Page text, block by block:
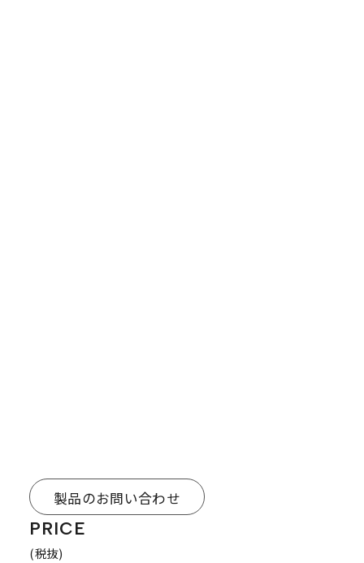
製品のお問い合わせ
PRICE
(税抜)